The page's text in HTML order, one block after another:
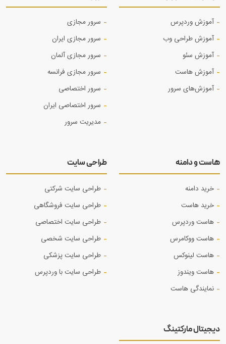
آموزش وردپرس
آموزش طراحی وب
آموزش‌ سئو
آموزش هاست
آموزش‌های سرور
سرور مجازی
سرور مجازی ایران
سرور مجازی آلمان
سرور مجازی فرانسه
سرور اختصاصی
سرور اختصاصی ایران
مدیریت سرور
هاست و دامنه
خرید دامنه
خرید هاست
هاست وردپرس
هاست ووکامرس
هاست لینوکس
هاست ویندوز
نمایندگی هاست
طراحی سایت
طراحی سایت شرکتی
طراحی سایت فروشگاهی
طراحی سایت اختصاصی
طراحی سایت شخصی
طراحی سایت پزشکی
طراحی سایت با وردپرس
دیجیتال مارکتینگ